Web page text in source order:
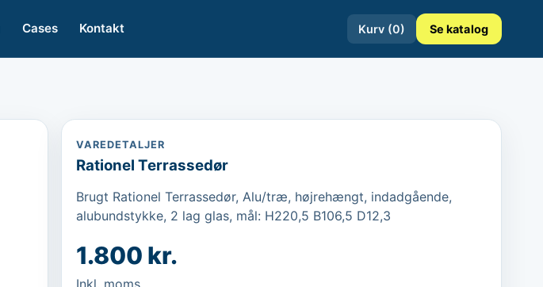
Cases Kontakt Kurv (0) Se katalog
VAREDETALJER
Rationel Terrassedør
Brugt Rationel Terrassedør, Alu/træ, højrehængt, indadgående,
alubundstykke, 2 lag glas, mål: H220,5 B106,5 D12,3
1.800 kr.
Inkl. moms